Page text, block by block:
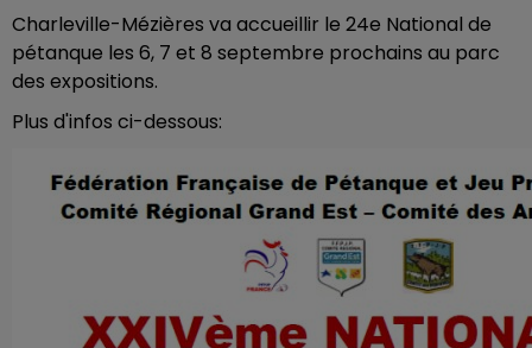
Charleville-Mézières va accueillir le 24e National de
pétanque les 6, 7 et 8 septembre prochains au parc
des expositions.
Plus d'infos ci-dessous: